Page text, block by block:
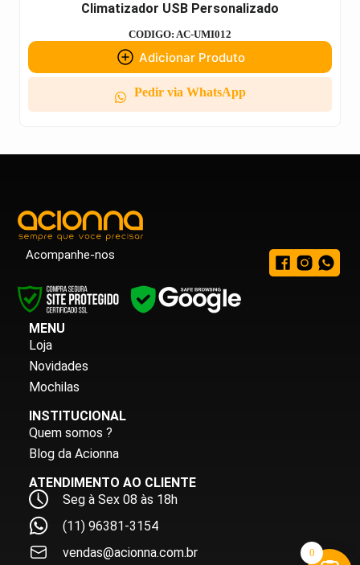
Climatizador USB Personalizado
CODIGO: AC-UMI012
Adicionar Produto
Pedir via WhatsApp
Acompanhe-nos
MENU
Loja
Novidades
Mochilas
INSTITUCIONAL
Quem somos ?
Blog da Acionna
ATENDIMENTO AO CLIENTE
Seg à Sex 08 às 18h
(11) 96381-3154
vendas@acionna.com.br
0